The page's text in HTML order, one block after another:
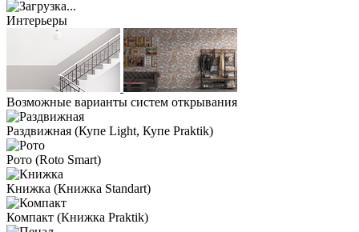
Интерьеры
Возможные варианты систем открывания
Раздвижная (Купе Light, Купе Praktik)
Рото (Roto Smart)
Книжка (Книжка Standart)
Компакт (Книжка Praktik)